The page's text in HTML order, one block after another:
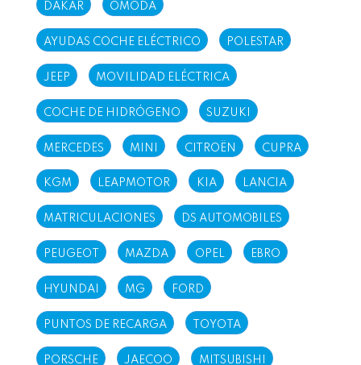
DAKAR OMODA
AYUDAS COCHE ELÉCTRICO POLESTAR
JEEP MOVILIDAD ELÉCTRICA
COCHE DE HIDRÓGENO SUZUKI
MERCEDES MINI CITROËN CUPRA
KGM LEAPMOTOR KIA LANCIA
MATRICULACIONES DS AUTOMOBILES
PEUGEOT MAZDA OPEL EBRO
HYUNDAI MG FORD
PUNTOS DE RECARGA TOYOTA
PORSCHE JAECOO MITSUBISHI